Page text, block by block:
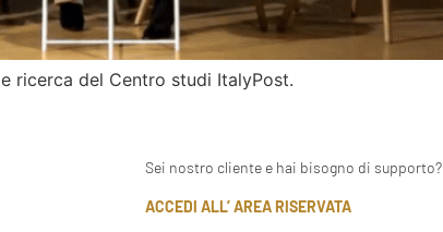
ricerca del Centro studi ItalyPost.
Sei nostro cliente e hai bisogno di supporto?
ACCEDI ALL’ AREA RISERVATA